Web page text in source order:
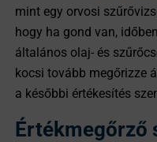
mint egy orvosi
hogy ha gond van,
általános olaj- és
kocsi tovább megőrizze
a későbbi értékesítés
Értékmegőrző